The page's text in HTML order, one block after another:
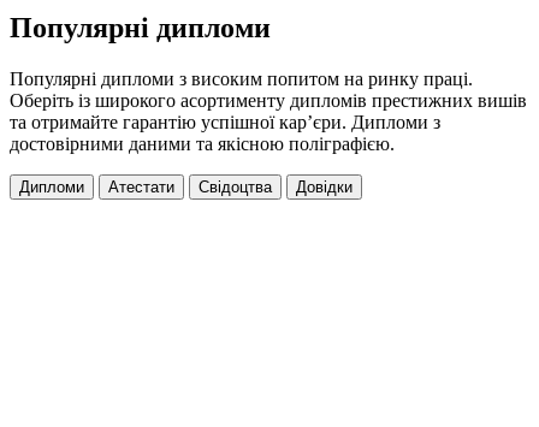
Популярні дипломи
Популярні дипломи з високим попитом на ринку праці.
Оберіть із широкого асортименту дипломів престижних вишів
та отримайте гарантію успішної кар’єри. Дипломи з
достовірними даними та якісною поліграфією.
Дипломи Атестати Свідоцтва Довідки